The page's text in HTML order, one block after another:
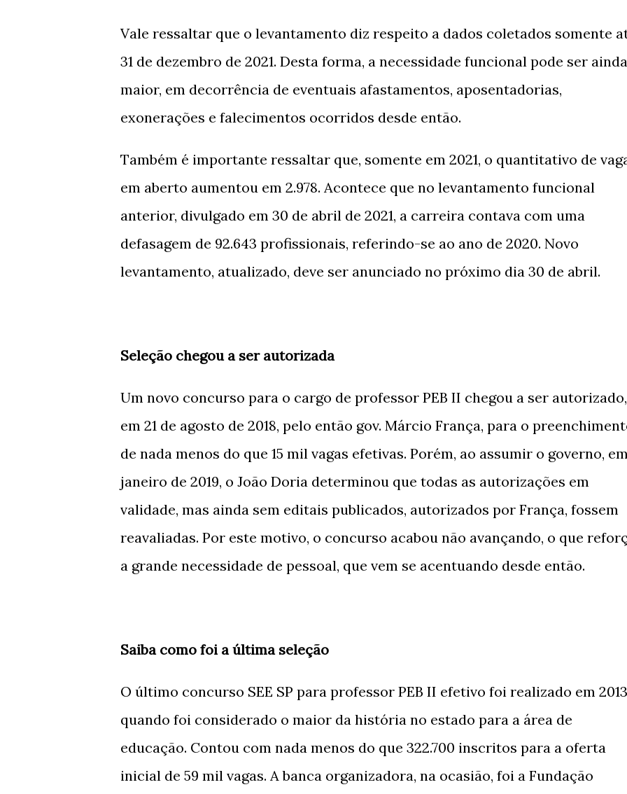
Vale ressaltar que o levantamento diz respeito a dados coletados somente
31 de dezembro de 2021. Desta forma, a necessidade funcional pode ser ainda
maior, em decorrência de eventuais afastamentos, aposentadorias,
exonerações e falecimentos ocorridos desde então.
Também é importante ressaltar que, somente em 2021, o quantitativo de
em aberto aumentou em 2.978. Acontece que no levantamento funcional
anterior, divulgado em 30 de abril de 2021, a carreira contava com uma
defasagem de 92.643 profissionais, referindo-se ao ano de 2020. Novo
levantamento, atualizado, deve ser anunciado no próximo dia 30 de abril.
Seleção chegou a ser autorizada
Um novo concurso para o cargo de professor PEB II chegou a ser autorizado,
em 21 de agosto de 2018, pelo então gov. Márcio França, para o
de nada menos do que 15 mil vagas efetivas. Porém, ao assumir o governo,
janeiro de 2019, o João Doria determinou que todas as autorizações em
validade, mas ainda sem editais publicados, autorizados por França, fossem
reavaliadas. Por este motivo, o concurso acabou não avançando, o que
a grande necessidade de pessoal, que vem se acentuando desde então.
Saiba como foi a última seleção
O último concurso SEE SP para professor PEB II efetivo foi realizado em
quando foi considerado o maior da história no estado para a área de
educação. Contou com nada menos do que 322.700 inscritos para a oferta
inicial de 59 mil vagas. A banca organizadora, na ocasião, foi a Fundação